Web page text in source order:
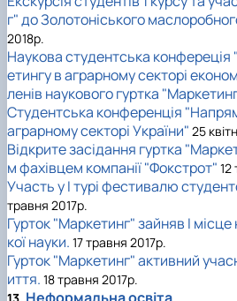
г" до Золотоніського
2018р.
Наукова студентська
етингу в аграрному секторі
ленів наукового гуртка
Студентська конференція
аграрному секторі України" 25
Відкрите засідання гуртка
м фахівцем компанії "Фокстрот" 12
Участь у І турі фестивалю
травня 2017р.
Гурток "Маркетинг" зайняв І
кої науки. 17 травня 2017р.
Гурток "Маркетинг" активний
иття. 18 травня 2017р.